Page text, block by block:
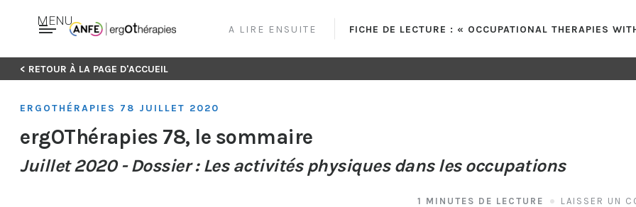
Skip
content
A LIRE ENSUITE FICHE DE LECTURE : « OCCUPATIONAL THERAPIES
MENU
< RETOUR À LA PAGE D'ACCUEIL
ERGOTHÉRAPIES 78 JUILLET 2020
ergOThérapies 78, le sommaire
Juillet 2020 - Dossier : Les activités physiques dans les occupations
1 MINUTES DE LECTURE LAISSER UN